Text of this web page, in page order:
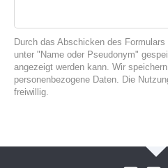
Durch das Abschicken des
unter "Name oder Pseudonym"
angezeigt werden kann. Wir
personenbezogene Daten. Die
freiwillig.